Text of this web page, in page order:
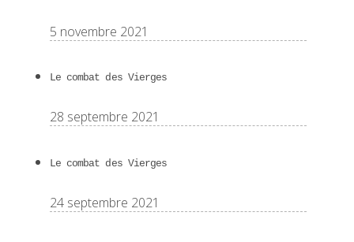
5 novembre 2021
Le combat des Vierges
28 septembre 2021
Le combat des Vierges
24 septembre 2021